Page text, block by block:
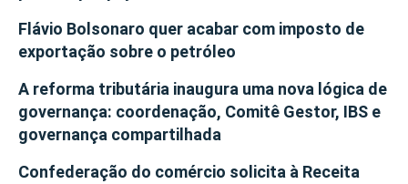
Flávio Bolsonaro quer acabar com imposto de
exportação sobre o petróleo
A reforma tributária inaugura uma nova lógica de
governança: coordenação, Comitê Gestor, IBS e
governança compartilhada
Confederação do comércio solicita à Receita